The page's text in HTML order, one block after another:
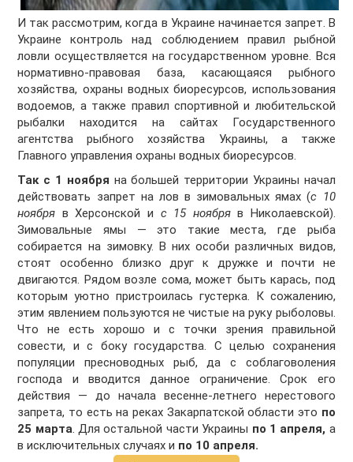
И так рассмотрим, когда в Украине начинается запрет. В
Украине контроль над соблюдением правил рыбной
ловли осуществляется на государственном уровне. Вся
нормативно-правовая база, касающаяся рыбного
хозяйства, охраны водных биоресурсов, использования
водоемов, а также правил спортивной и любительской
рыбалки находится на сайтах Государственного
агентства рыбного хозяйства Украины, а также
Главного управления охраны водных биоресурсов.
Так с 1 ноября на большей территории Украины начал
действовать запрет на лов в зимовальных ямах (с 10
ноября в Херсонской и с 15 ноябряв Николаевской).
Зимовальные ямы — это такие места, где рыба
собирается на зимовку. В них особи различных видов,
стоят особенно близко друг к дружке и почти не
двигаются. Рядом возле сома, может быть карась, под
которым уютно пристроилась густерка. К сожалению,
этим явлением пользуются не чистые на руку рыболовы.
Что не есть хорошо и с точки зрения правильной
совести, и с боку государства. С целью сохранения
популяции пресноводных рыб, да с соблаговоления
господа и вводится данное ограничение. Срок его
действия — до начала весенне-летнего нерестового
запрета, то есть на реках Закарпатской области это по
25 марта. Для остальной части Украины по 1 апреля, а
в исключительных случаях и по 10 апреля.